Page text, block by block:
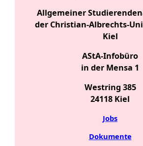
Allgemeiner
der Christian-Albrechts-
Kiel
AStA-Infobüro
in der Mensa 1
Westring 385
24118 Kiel
Jobs
Dokumente